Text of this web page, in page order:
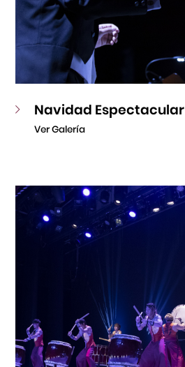
Navidad Espectacular
Ver Galería